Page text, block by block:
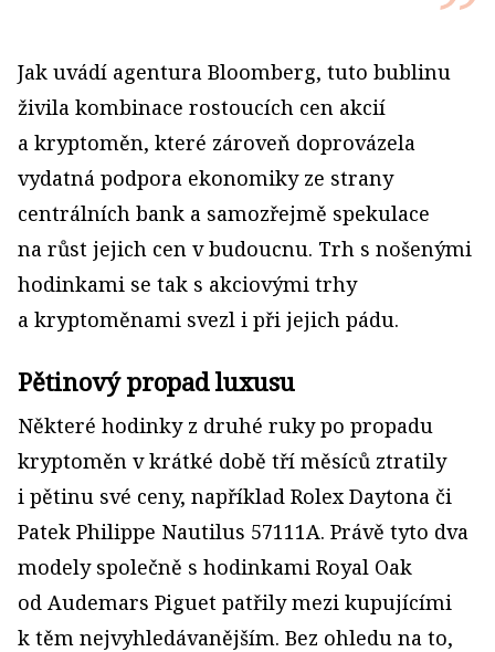
Jak uvádí agentura Bloomberg, tuto bublinu
živila kombinace rostoucích cen akcií
a kryptoměn, které zároveň doprovázela
vydatná podpora ekonomiky ze strany
centrálních bank a samozřejmě spekulace
na růst jejich cen v budoucnu. Trh s nošenými
hodinkami se tak s akcio­vými trhy
a kryptoměnami svezl i při jejich pádu.
Pětinový propad luxusu
Některé hodinky z druhé ruky po propadu
kryptoměn v krátké době tří měsíců ztratily
i pětinu své ceny, například Rolex Daytona či
Patek Philippe Nautilus 57111A. Právě tyto dva
modely společně s hodinkami Royal Oak
od Audemars Piguet patřily mezi kupujícími
k těm nejvyhledávanějším. Bez ohledu na to,